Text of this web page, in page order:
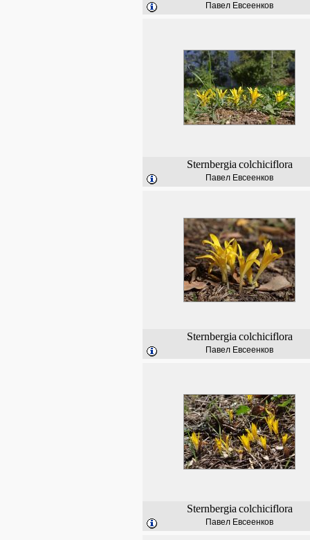
Павел Евсеенков
Sternbergia colchiciflora
Павел Евсеенков
Sternbergia colchiciflora
Павел Евсеенков
Sternbergia colchiciflora
Павел Евсеенков